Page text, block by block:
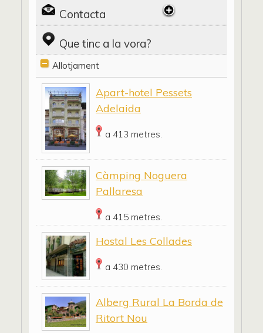
Contacta
Que tinc a la vora?
Allotjament
Apart-hotel Pessets
Adelaida
a 413 metres.
Càmping Noguera
Pallaresa
a 415 metres.
Hostal Les Collades
a 430 metres.
Alberg Rural La Borda de
Ritort Nou